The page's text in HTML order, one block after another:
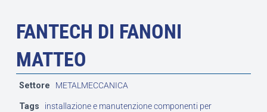
FANTECH DI FANONI
MATTEO
Settore METALMECCANICA
Tags
installazione e manutenzione componenti per